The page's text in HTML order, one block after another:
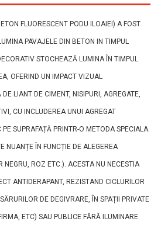
FLUORESCENT PODU ILOAIEI) A FOST
PAVAJELE DIN BETON IN TIMPUL
STOCHEAZĂ LUMINA ÎN TIMPUL
OFERIND UN IMPACT VIZUAL
LIANT DE CIMENT, NISIPURI, AGREGATE,
CU INCLUDEREA UNUI AGREGAT
PE SUPRAFAȚĂ PRINTR-O METODA SPECIALA.
NUANȚE ÎN FUNCȚIE DE ALEGEREA
NEGRU, ROZ ETC.). ACESTA NU NECESTIA
ANTIDERAPANT, REZISTAND CICLURILOR
DE DEGIVRARE, ÎN SPAȚII PRIVATE
ETC) SAU PUBLICE FĂRĂ ILUMINARE.